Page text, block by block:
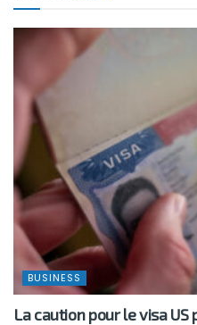
BUSINESS
La caution pour le visa